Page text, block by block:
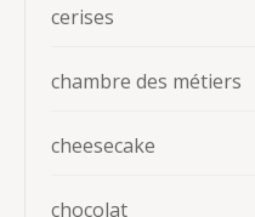
cerises
chambre des métiers
cheesecake
chocolat